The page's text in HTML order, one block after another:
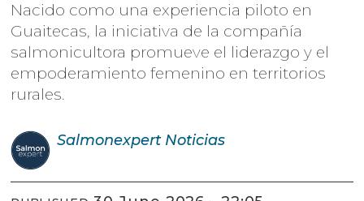
Nacido como una experiencia piloto en
Guaitecas, la iniciativa de la compañía
salmonicultora promueve el liderazgo y el
empoderamiento femenino en territorios
rurales.
Salmonexpert Noticias